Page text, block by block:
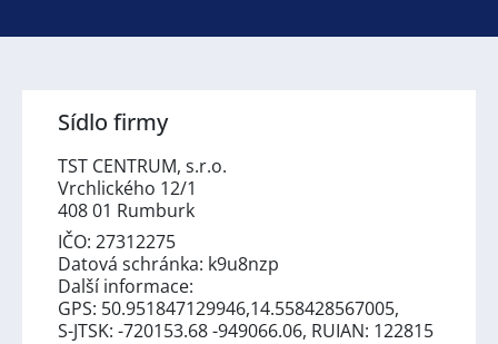
Sídlo firmy
TST CENTRUM, s.r.o.
Vrchlického 12/1
408 01 Rumburk
IČO: 27312275
Datová schránka: k9u8nzp
Další informace:
GPS: 50.951847129946,14.558428567005,
S-JTSK: -720153.68 -949066.06, RUIAN: 122815